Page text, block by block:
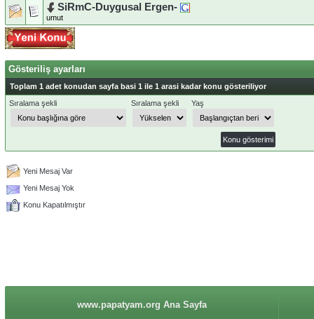
SiRmC-Duygusal Ergen-
umut
Gösteriliş ayarları
Toplam 1 adet konudan sayfa basi 1 ile 1 arasi kadar konu gösteriliyor
Sıralama şekli
Sıralama şekli Yaş
Yeni Mesaj Var
Yeni Mesaj Yok
Konu Kapatılmıştır
www.papatyam.org Ana Sayfa